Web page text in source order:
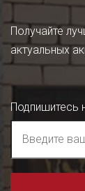
Получайте
актуальных
Подпишитесь